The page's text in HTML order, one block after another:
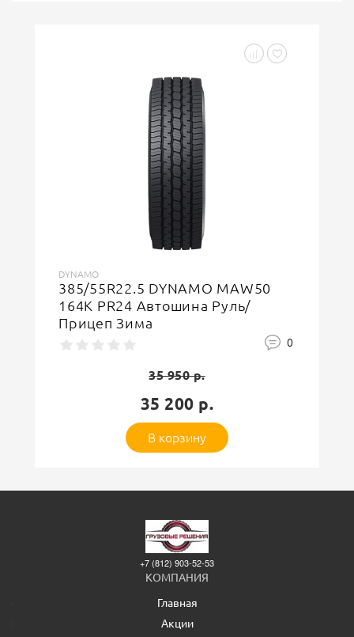
DYNAMO
385/55R22.5 DYNAMO MAW50
164K PR24 Автошина Руль/
Прицеп Зима
0
35 950 р.
35 200 р.
В корзину
+7 (812) 903-52-53
КОМПАНИЯ
Главная
Акции